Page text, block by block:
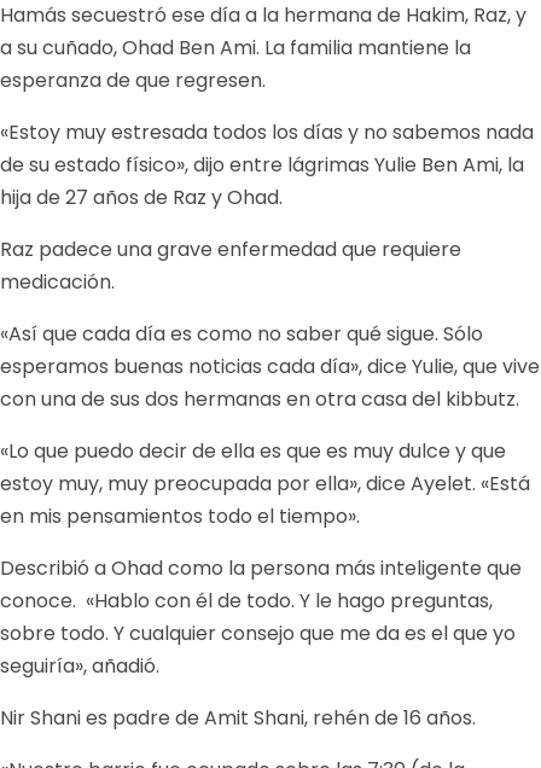
Hamás secuestró ese día a la hermana de Hakim, Raz, y
a su cuñado, Ohad Ben Ami. La familia mantiene la
esperanza de que regresen.
«Estoy muy estresada todos los días y no sabemos nada
de su estado físico», dijo entre lágrimas Yulie Ben Ami, la
hija de 27 años de Raz y Ohad.
Raz padece una grave enfermedad que requiere
medicación.
«Así que cada día es como no saber qué sigue. Sólo
esperamos buenas noticias cada día», dice Yulie, que vive
con una de sus dos hermanas en otra casa del kibbutz.
«Lo que puedo decir de ella es que es muy dulce y que
estoy muy, muy preocupada por ella», dice Ayelet. «Está
en mis pensamientos todo el tiempo».
Describió a Ohad como la persona más inteligente que
conoce. «Hablo con él de todo. Y le hago preguntas,
sobre todo. Y cualquier consejo que me da es el que yo
seguiría», añadió.
Nir Shani es padre de Amit Shani, rehén de 16 años.